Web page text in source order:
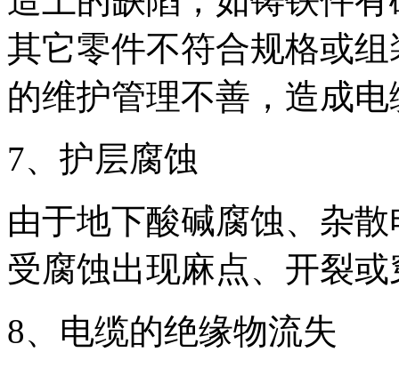
其它零件不符合规格或
的维护管理不善，造成
7、护层腐蚀
由于地下酸碱腐蚀、杂
受腐蚀出现麻点、开裂
8、电缆的绝缘物流失